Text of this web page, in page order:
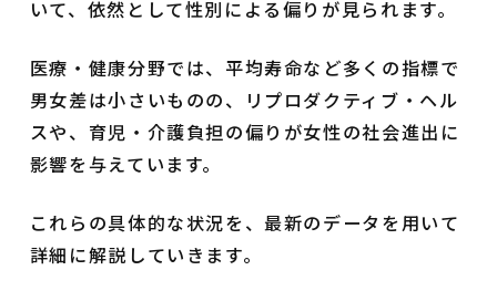
いて、依然として性別による偏りが見られます。
医療・健康分野では、平均寿命など多くの指標で
男女差は小さいものの、リプロダクティブ・ヘル
スや、育児・介護負担の偏りが女性の社会進出に
影響を与えています。
これらの具体的な状況を、最新のデータを用いて
詳細に解説していきます。